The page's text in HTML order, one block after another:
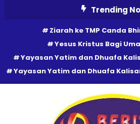
Trending
Ziarah ke TMP Canda
Yesus Kristus Bagi
Yayasan Yatim dan Dhuafa
Yayasan Yatim dan Dhuafa